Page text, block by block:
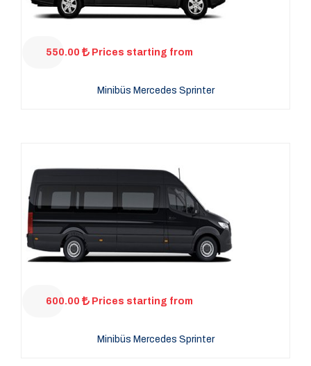
550.00 Prices starting from
Minibüs Mercedes Sprinter
600.00 Prices starting from
Minibüs Mercedes Sprinter